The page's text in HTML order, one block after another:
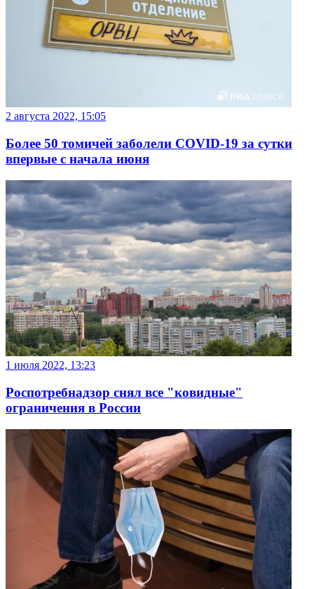
2 августа 2022, 15:05
Более 50 томичей заболели COVID-19 за сутки
впервые с начала июня
1 июля 2022, 13:23
Роспотребнадзор снял все "ковидные"
ограничения в России